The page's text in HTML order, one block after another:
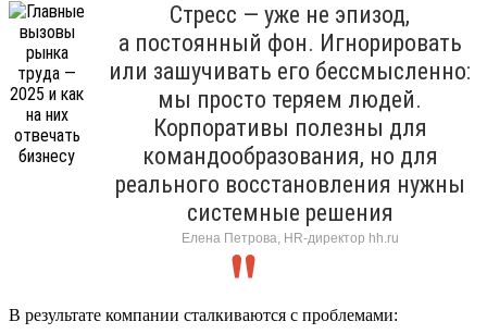
Стресс — уже не эпизод,
а постоянный фон. Игнорировать
или зашучивать его бессмысленно:
мы просто теряем людей.
Корпоративы полезны для
командообразования, но для
реального восстановления нужны
системные решения
Елена Петрова, HR-директор hh.ru
В результате компании сталкиваются с проблемами: